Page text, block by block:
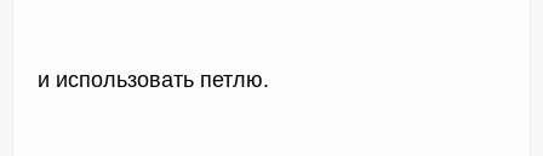
и использовать петлю.